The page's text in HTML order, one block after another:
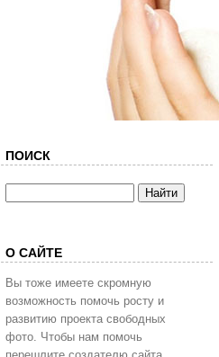
ПОИСК
О САЙТЕ
Вы тоже имеете скромную
возможность помочь росту и
развитию проекта свободных
фото. Чтобы нам помочь